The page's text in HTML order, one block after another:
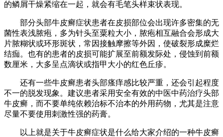
的鳞屑干燥紧缩在一起，就会有毛笔头样束状表现。
部分头部牛皮癣症状患者在皮损部位会出现许多密集的无
菌性表浅脓疱，多为针头至粟粒大小，脓疱相互融合会形成大
片脓糊状或环形斑状，常因接触摩擦等外因，使破裂形成糜烂
结痂。也有的患者的皮损可能扩展至前额发际处，侵蚀到前额
数厘米，大多呈点滴状或指甲大小的红色丘疹。
还有一些牛皮癣患者头部瘙痒感比较严重，还会引起程度
不一的脱发现象。建议患者采用安全有效的中医中药治疗头部
牛皮癣，而不要单纯依赖治标不治本的外用药物，尤其是注意
尽量不要使用刺激性强的药膏。
以上就是关于牛皮癣症状是什么给大家介绍的一种牛皮癣